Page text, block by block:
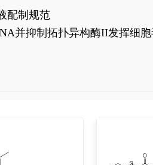
配制规范
并抑制拓扑异构酶II发挥细